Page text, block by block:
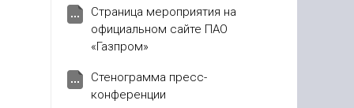
Страница мероприятия на
официальном сайте ПАО
«Газпром»
Стенограмма пресс-
конференции